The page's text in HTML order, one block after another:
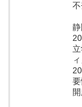
静
開